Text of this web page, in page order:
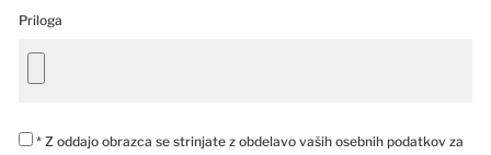
Priloga
* Z oddajo obrazca se strinjate z obdelavo vaših osebnih podatkov za